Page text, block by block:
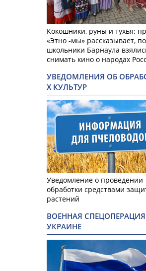
Кокошники, руны и тухья:
«Этно -мы» рассказывает,
школьники Барнаула
снимать кино о народах
УВЕДОМЛЕНИЯ ОБ
Х КУЛЬТУР
Уведомление о проведении
обработки средствами
растений
ВОЕННАЯ
УКРАИНЕ